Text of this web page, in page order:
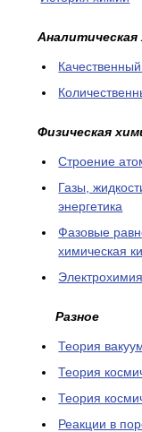
Физическая
Cтроение
Газы,
энергетика
Фазовые
химическая
Электрохимия
Разное
Теория
Теория
Теория
Реакции в